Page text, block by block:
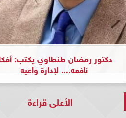
دكتور رمضان طنطاوي يكتب:
نافعه.... لإدارة واعيه
الأعلى قراءة